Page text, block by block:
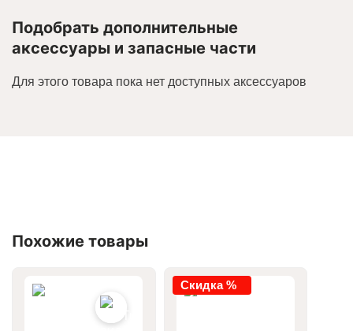
Подобрать дополнительные
аксессуары и запасные части
Для этого товара пока нет доступных аксессуаров
Похожие товары
Скидка %